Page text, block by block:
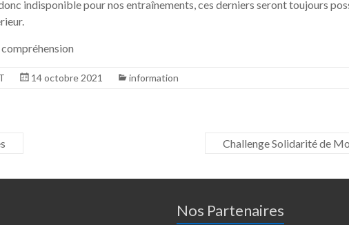
indisponible pour nos entraînements, ces derniers seront toujours
14 octobre 2021 information
Challenge Solidarité de
Nos Partenaires